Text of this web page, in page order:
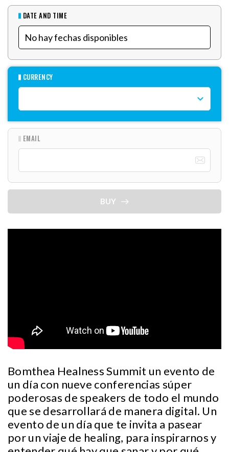
DATE AND TIME
CURRENCY
EMAIL
BUY
Bomthea Healness Summit un evento de
un día con nueve conferencias súper
poderosas de speakers de todo el mundo
que se desarrollará de manera digital. Un
evento de un día que te invita a pasear
por un viaje de healing, para inspirarnos y